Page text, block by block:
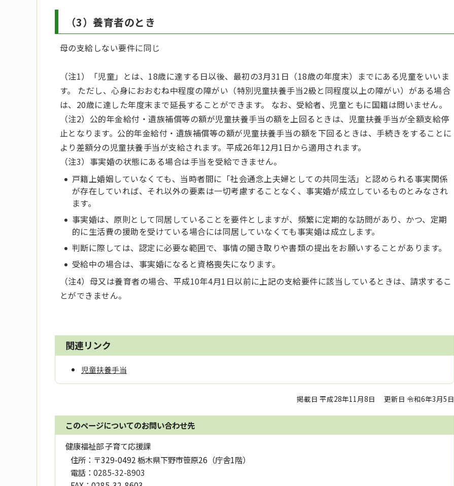
（3）養育者のとき
母の支給しない要件に同じ
（注1）「児童」とは、18歳に達する日以後、最初の3月31日（18歳の年度末）までにある児童をいいま
す。 ただし、心身におおむね中程度の障がい（特別児童扶養手当2級と同程度以上の障がい）がある場合
は、20歳に達した年度末まで延長することができます。 なお、受給者、児童ともに国籍は問いません。
（注2）公的年金給付・遺族補償等の額が児童扶養手当の額を上回るときは、児童扶養手当が全額支給停
止となります。公的年金給付・遺族補償等の額が児童扶養手当の額を下回るときは、手続きをすることに
より差額分の児童扶養手当が支給されます。平成26年12月1日から適用されます。
（注3）​事実婚の状態にある場合は手当を受給できません。
戸籍上婚姻していなくても、当時者間に「社会通念上夫婦としての共同生活」と認められる事実関係
が存在していれば、それ以外の要素は一切考慮することなく、事実婚が成立しているものとみなされ
ます。
事実婚は、原則として同居していることを要件としますが、頻繁に定期的な訪問があり、かつ、定期
的に生活費の援助を受けている場合には同居していなくても事実婚は成立します。
判断に際しては、認定に必要な範囲で、事情の聞き取りや書類の提出をお願いすることがあります。
受給中の場合は、事実婚になると資格喪失になります。
（注4）母又は養育者の場合、平成10年4月1日以前に上記の支給要件に該当しているときは、請求するこ
とができません。
関連リンク
児童扶養手当
掲載日 平成28年11月8日 更新日 令和6年3月5日
このページについてのお問い合わせ先
健康福祉部 子育て応援課
住所： 〒329-0492 栃木県下野市笹原26（庁舎1階）
電話： 0285-32-8903